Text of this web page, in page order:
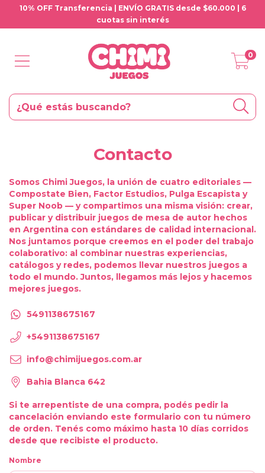
10% OFF Transferencia | ENVÍO GRATIS desde $60.000 | 6
cuotas sin interés
0
Contacto
Somos Chimi Juegos, la unión de cuatro editoriales —
Compostate Bien, Factor Estudios, Pulga Escapista y
Super Noob — y compartimos una misma visión: crear,
publicar y distribuir juegos de mesa de autor hechos
en Argentina con estándares de calidad internacional.
Nos juntamos porque creemos en el poder del trabajo
colaborativo: al combinar nuestras experiencias,
catálogos y redes, podemos llevar nuestros juegos a
todo el mundo. Juntos, llegamos más lejos y hacemos
mejores juegos.
5491138675167
+5491138675167
info@chimijuegos.com.ar
Bahia Blanca 642
Si te arrepentiste de una compra, podés pedir la
cancelación enviando este formulario con tu número
de orden. Tenés como máximo hasta 10 días corridos
desde que recibiste el producto.
Nombre